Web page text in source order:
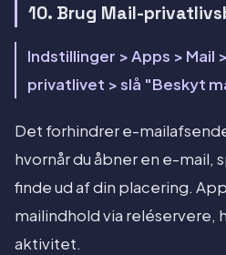
10. Brug Mail-
Indstillinger > Apps > Mail
privatlivet > slå "Beskyt
Det forhindrer e-
hvornår du åbner en e-mail,
finde ud af din placering.
mailindhold via reléservere,
aktivitet.